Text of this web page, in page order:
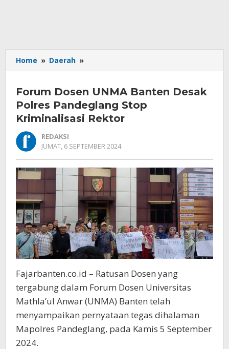
Home » Daerah »
Dosen
Banten
Desak
Polres
Pandeglang
Kriminalisasi
Rektor
Forum Dosen UNMA Banten Desak
Polres Pandeglang Stop
Kriminalisasi Rektor
REDAKSI
JUMAT, 6 SEPTEMBER 2024
Fajarbanten.co.id – Ratusan Dosen yang
tergabung dalam Forum Dosen Universitas
Mathla’ul Anwar (UNMA) Banten telah
menyampaikan pernyataan tegas dihalaman
Mapolres Pandeglang, pada Kamis 5 September
2024.